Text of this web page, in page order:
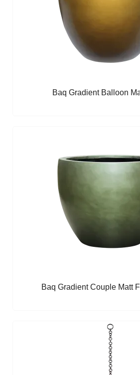
Baq Gradient Balloon
Baq Gradient Couple Matt